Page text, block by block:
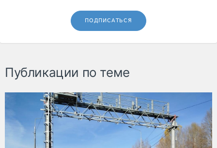
ПОДПИСАТЬСЯ
Публикации по теме